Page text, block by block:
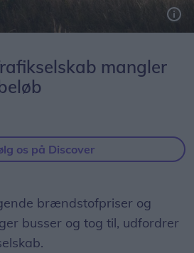
mangler
os på Discover
brændstofpriser og
busser og tog til, udfordrer